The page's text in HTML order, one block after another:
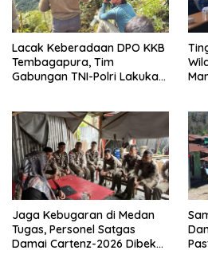
Lacak Keberadaan DPO KKB
Tembagapura, Tim
Gabungan TNI-Polri Lakukan
Jaga Kebugaran di Medan
Tugas, Personel Satgas
Damai Cartenz-2026 Dibekali